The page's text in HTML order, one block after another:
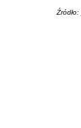
Źródło: